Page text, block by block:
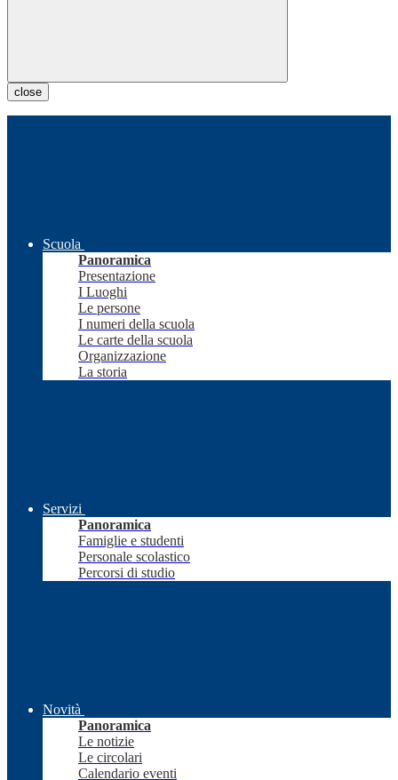
close
Scuola
Panoramica
Presentazione
I Luoghi
Le persone
I numeri della scuola
Le carte della scuola
Organizzazione
La storia
Servizi
Panoramica
Famiglie e studenti
Personale scolastico
Percorsi di studio
Novità
Panoramica
Le notizie
Le circolari
Calendario eventi